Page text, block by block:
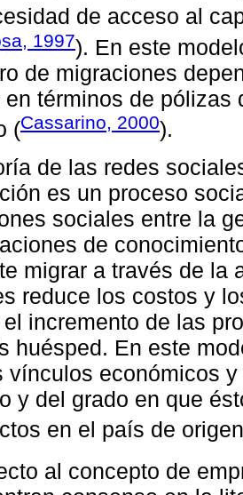
de acceso al
1997). En este
de migraciones
en términos de
(Cassarino, 2000).
de las redes
es un proceso
sociales entre la
de
migrar a través de la
reduce los costos y
incremento de las
huésped. En este
vínculos económicos
y del grado en que
en el país de
al concepto de